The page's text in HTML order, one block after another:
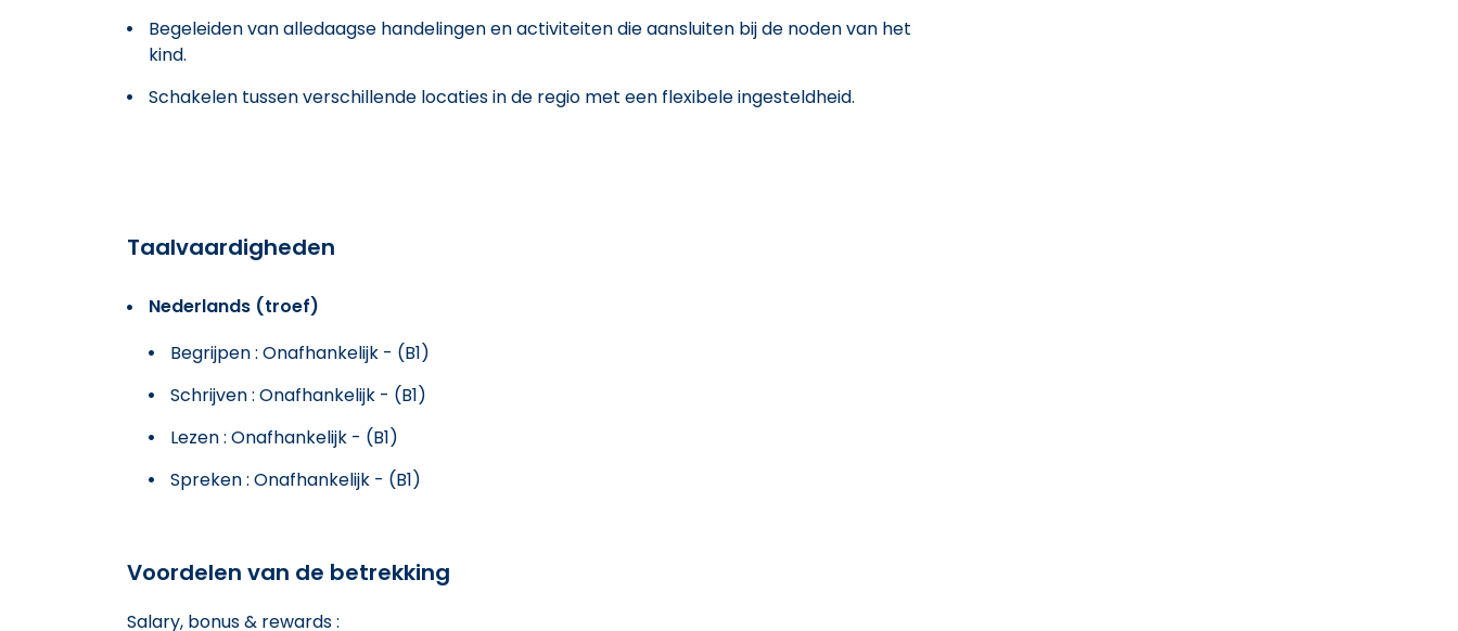
Begeleiden van alledaagse handelingen en activiteiten die aansluiten bij de noden van het
kind.
Schakelen tussen verschillende locaties in de regio met een flexibele ingesteldheid.
Taalvaardigheden
Nederlands (troef)
Begrijpen : Onafhankelijk - (B1)
Schrijven : Onafhankelijk - (B1)
Lezen : Onafhankelijk - (B1)
Spreken : Onafhankelijk - (B1)
Voordelen van de betrekking
Salary, bonus & rewards :